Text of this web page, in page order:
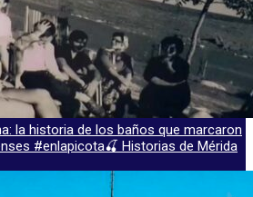
la historia de los baños que marcaron
#enlapicota🍒 Historias de Mérida